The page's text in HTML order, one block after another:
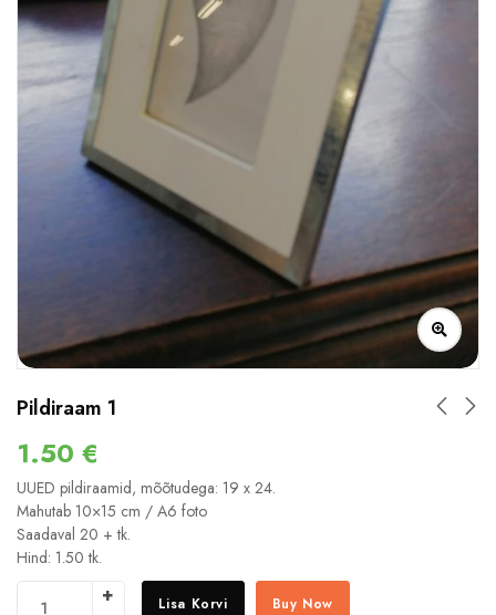
Pildiraam 1
1.50 €
UUED pildiraamid, mõõtudega: 19 x 24.
Mahutab 10×15 cm / A6 foto
Saadaval 20 + tk.
Hind: 1.50 tk.
Lisa Korvi Buy Now